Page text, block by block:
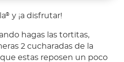
® y ¡a disfrutar!
hagas las tortitas,
2 cucharadas de la
estas reposen un poco